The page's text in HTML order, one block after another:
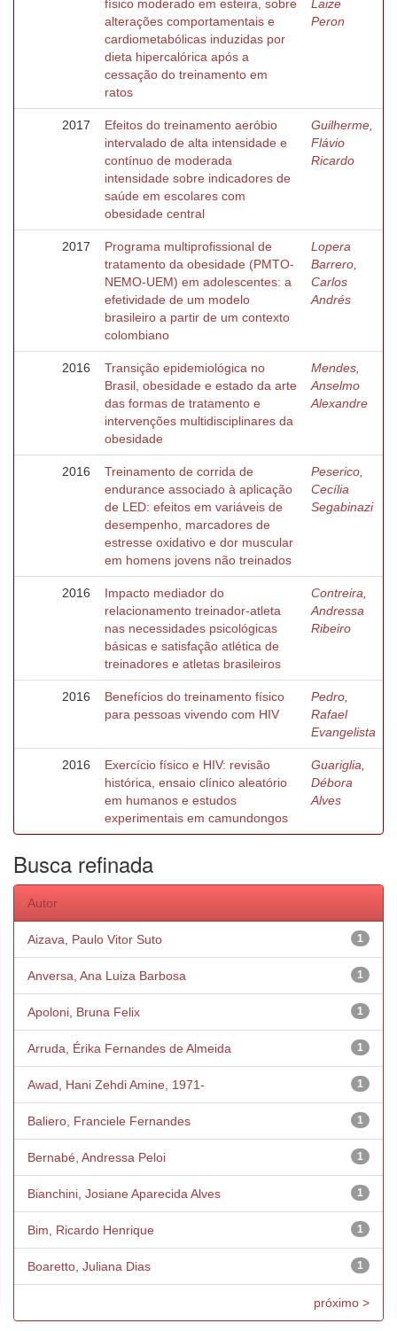
físico moderado em esteira, sobre
alterações comportamentais e
cardiometabólicas induzidas por
dieta hipercalórica após a
cessação do treinamento em
ratos
Laize
Peron
2017
Efeitos do treinamento aeróbio
intervalado de alta intensidade e
contínuo de moderada
intensidade sobre indicadores de
saúde em escolares com
obesidade central
Guilherme,
Flávio
Ricardo
2017
Programa multiprofissional de
tratamento da obesidade (PMTO-
NEMO-UEM) em adolescentes: a
efetividade de um modelo
brasileiro a partir de um contexto
colombiano
Lopera
Barrero,
Carlos
Andrés
2016
Transição epidemiológica no
Brasil, obesidade e estado da arte
das formas de tratamento e
intervenções multidisciplinares da
obesidade
Mendes,
Anselmo
Alexandre
2016
Treinamento de corrida de
endurance associado à aplicação
de LED: efeitos em variáveis de
desempenho, marcadores de
estresse oxidativo e dor muscular
em homens jovens não treinados
Peserico,
Cecília
Segabinazi
2016
Impacto mediador do
relacionamento treinador-atleta
nas necessidades psicológicas
básicas e satisfação atlética de
treinadores e atletas brasileiros
Contreira,
Andressa
Ribeiro
2016
Benefícios do treinamento físico
para pessoas vivendo com HIV
Pedro,
Rafael
Evangelista
2016
Exercício físico e HIV: revisão
histórica, ensaio clínico aleatório
em humanos e estudos
experimentais em camundongos
Guariglia,
Débora
Alves
Busca refinada
Autor
1
Aizava, Paulo Vitor Suto
1
Anversa, Ana Luiza Barbosa
1
Apoloni, Bruna Felix
1
Arruda, Érika Fernandes de Almeida
1
Awad, Hani Zehdi Amine, 1971-
1
Baliero, Franciele Fernandes
1
Bernabé, Andressa Peloi
1
Bianchini, Josiane Aparecida Alves
1
Bim, Ricardo Henrique
1
Boaretto, Juliana Dias
próximo >